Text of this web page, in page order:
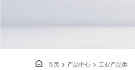
 首页 > 产品中心 > 工业产品类